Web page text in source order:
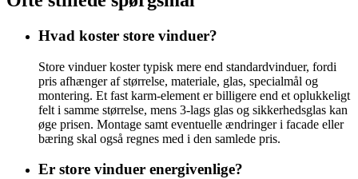
Hvad koster store vinduer?
Store vinduer koster typisk mere end standardvinduer, fordi
pris afhænger af størrelse, materiale, glas, specialmål og
montering. Et fast karm-element er billigere end et oplukkeligt
felt i samme størrelse, mens 3-lags glas og sikkerhedsglas kan
øge prisen. Montage samt eventuelle ændringer i facade eller
bæring skal også regnes med i den samlede pris.
Er store vinduer energivenlige?